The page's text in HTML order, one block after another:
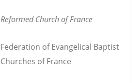
Reformed Church of France
Federation of Evangelical Baptist
Churches of France